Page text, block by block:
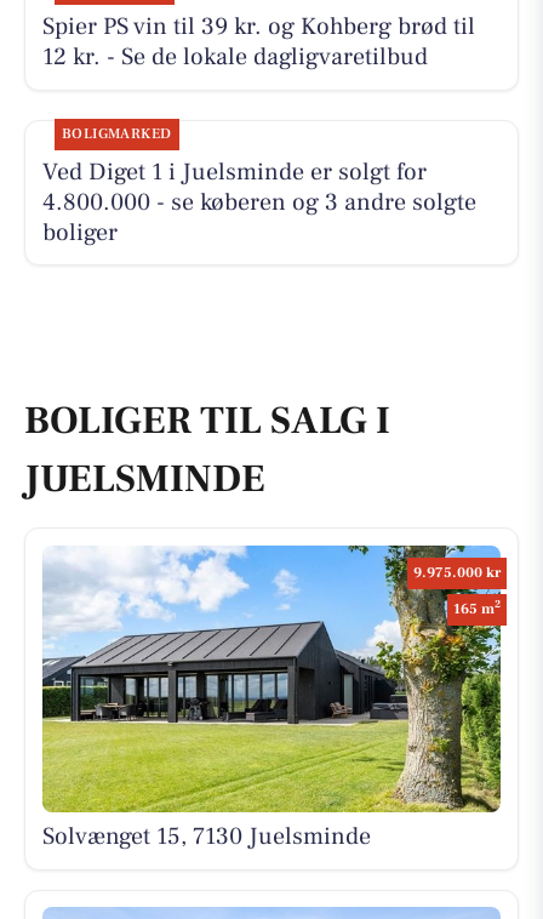
Spier PS vin til 39 kr. og Kohberg brød til
12 kr. - Se de lokale dagligvaretilbud
BOLIGMARKED
Ved Diget 1 i Juelsminde er solgt for
4.800.000 - se køberen og 3 andre solgte
boliger
BOLIGER TIL SALG I
JUELSMINDE
9.975.000 kr
165 m2
Solvænget 15, 7130 Juelsminde